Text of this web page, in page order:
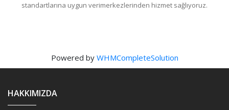
standartlarına uygun verimerkezlerinden hizmet sağlıyoruz.
Powered by WHMCompleteSolution
HAKKIMIZDA